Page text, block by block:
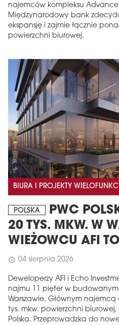
najemców kompleksu Advance
Międzynarodowy bank
ekspansję i zajmie łącznie
powierzchni biurowej.
BIURA I PROJEKTY
POLSKA
PWC
20 TYS. MKW. W
WIEŻOWCU AFI
schedule 04 sierpnia 2026
Deweloperzy AFI i Echo
najmu 11 pięter w budowanym
Warszawie. Głównym
tys. mkw. powierzchni
Polska. Przeprowadzka do